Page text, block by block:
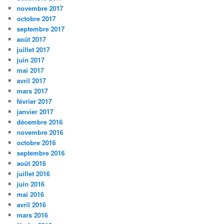
novembre 2017
octobre 2017
septembre 2017
août 2017
juillet 2017
juin 2017
mai 2017
avril 2017
mars 2017
février 2017
janvier 2017
décembre 2016
novembre 2016
octobre 2016
septembre 2016
août 2016
juillet 2016
juin 2016
mai 2016
avril 2016
mars 2016